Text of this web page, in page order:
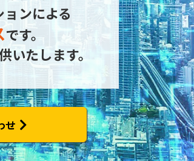
ョンによる
です。
いたします。
せ